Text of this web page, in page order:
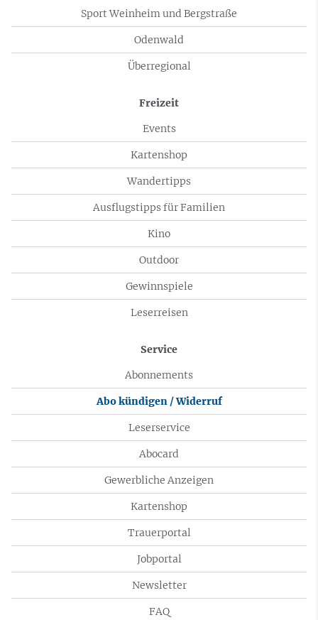
Sport Weinheim und Bergstraße
Odenwald
Überregional
Freizeit
Events
Kartenshop
Wandertipps
Ausflugstipps für Familien
Kino
Outdoor
Gewinnspiele
Leserreisen
Service
Abonnements
Abo kündigen / Widerruf
Leserservice
Abocard
Gewerbliche Anzeigen
Kartenshop
Trauerportal
Jobportal
Newsletter
FAQ